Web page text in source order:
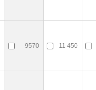
9570 11 450